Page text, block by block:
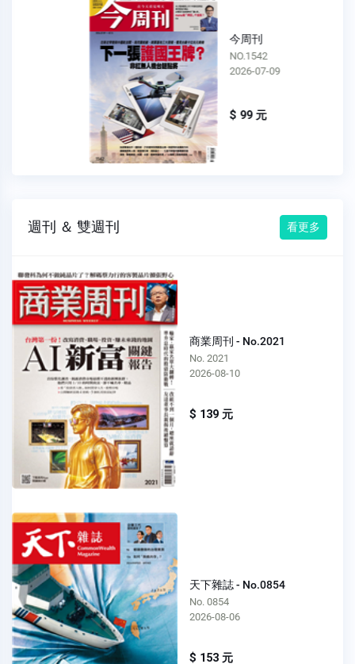
今周刊
NO.1542
2026-07-09
$ 99 元
週刊 ＆ 雙週刊 看更多
商業周刊 - No.2021
No. 2021
2026-08-10
$ 139 元
天下雜誌 - No.0854
No. 0854
2026-08-06
$ 153 元